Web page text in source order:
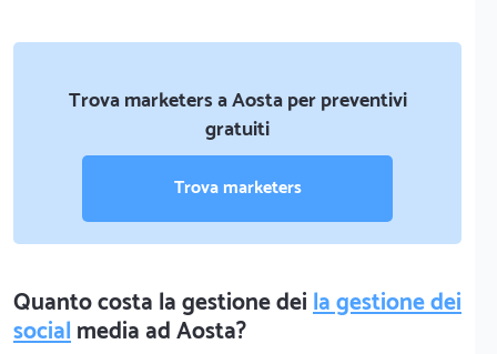
Trova marketers a Aosta per preventivi
gratuiti
Trova marketers
Quanto costa la gestione deila gestione dei
socialmedia ad Aosta?